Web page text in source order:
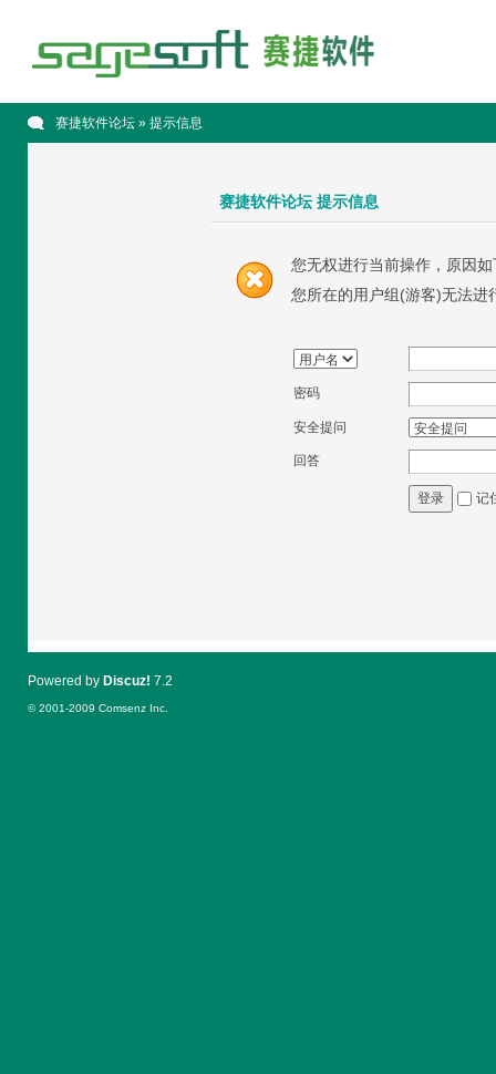
赛捷软件论坛» 提示信息
赛捷软件论坛 提示信息
您无权进行当前操作，原因如
您所在的用户组(游客)无法进
密码
安全提问
回答
登录 记
Powered by Discuz! 7.2
© 2001-2009 Comsenz Inc.